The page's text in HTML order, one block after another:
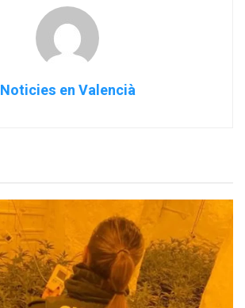
Noticies en Valencià